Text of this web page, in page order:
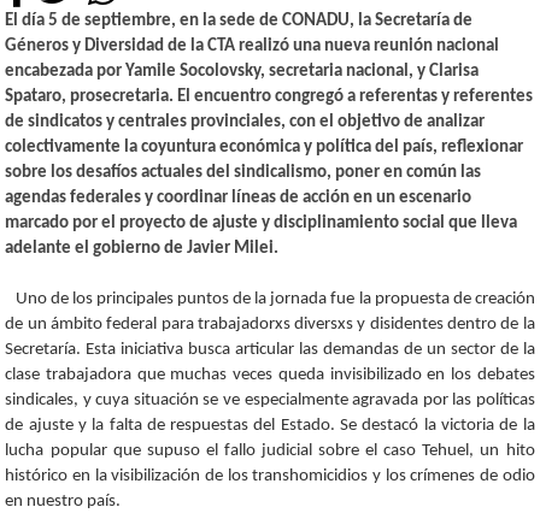
El día 5 de septiembre, en la sede de CONADU, la Secretaría de
Géneros y Diversidad de la CTA realizó una nueva reunión nacional
encabezada por Yamile Socolovsky, secretaria nacional, y Clarisa
Spataro, prosecretaria. El encuentro congregó a referentas y referentes
de sindicatos y centrales provinciales, con el objetivo de analizar
colectivamente la coyuntura económica y política del país, reflexionar
sobre los desafíos actuales del sindicalismo, poner en común las
agendas federales y coordinar líneas de acción en un escenario
marcado por el proyecto de ajuste y disciplinamiento social que lleva
adelante el gobierno de Javier Milei.
Uno de los principales puntos de la jornada fue la propuesta de creación
de un ámbito federal para trabajadorxs diversxs y disidentes dentro de la
Secretaría. Esta iniciativa busca articular las demandas de un sector de la
clase trabajadora que muchas veces queda invisibilizado en los debates
sindicales, y cuya situación se ve especialmente agravada por las políticas
de ajuste y la falta de respuestas del Estado. Se destacó la victoria de la
lucha popular que supuso el fallo judicial sobre el caso Tehuel, un hito
histórico en la visibilización de los transhomicidios y los crímenes de odio
en nuestro país.